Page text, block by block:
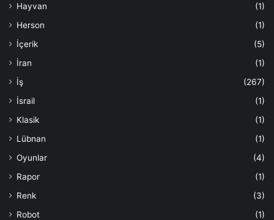
Hayvan
(1)
Herson
(1)
İçerik
(5)
İran
(1)
İş
(267)
İsrail
(1)
Klasik
(1)
Lübnan
(1)
Oyunlar
(4)
Rapor
(1)
Renk
(3)
Robot
(1)